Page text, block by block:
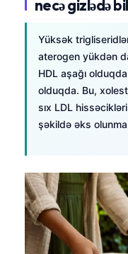
necə gizlədə
Yüksək
aterogen yükdən
HDL aşağı
olduqda. Bu,
sıx LDL
şəkildə əks